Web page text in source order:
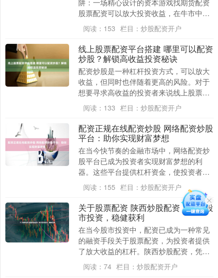
阱：一场精心设计的资本游戏找期货配资
股票配资可以放大投资收益，在牛市中，
投资者有可能获得巨额利润。例如，如果
投资者使用....
阅读： 153 栏目： 炒股配资开户
线上股票配资平台搭建 哪里可以配资
炒股？解锁高收益投资秘诀
配资炒股是一种杠杆投资方式，可以放大
收益，但同时也伴随着更高的风险。对于
想要寻求高收益的投资者来说线上股票配
资平台搭建，选择合适的配资平台至关重
要。 开通免息配....
阅读： 133 栏目： 炒股配资开户
配资正规在线配资炒股 网络配资炒股
平台：助你实现财富梦想
在当今快节奏的金融市场中，网络配资炒
股平台已成为投资者实现财富梦想的利
器。这些平台提供杠杆资金，使投资者能
够放大其投资潜力配资正规在线配资炒
股，从而获得更高的回....
阅读： 155 栏目： 炒股配资开户
关于股票配资 陕西炒股配资：助力股
市投资，稳健获利
在当今股市投资中，配资已成为一种常见
的融资手段关于股票配资，为投资者提供
了放大收益的杠杆。陕西炒股配资，凭借
其专业性和安全性，为股市投资者提供了
强有力的助力。 ....
阅读： 74 栏目： 炒股配资开户